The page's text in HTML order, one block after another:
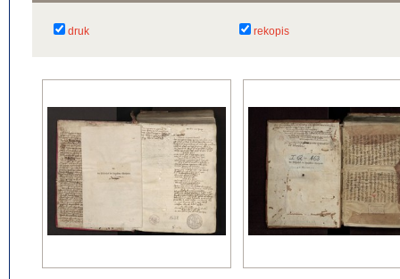
druk rekopis